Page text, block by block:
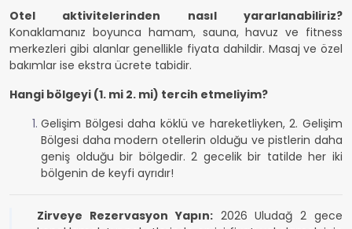
Otel aktivitelerinden nasıl yararlanabiliriz?
Konaklamanız boyunca hamam, sauna, havuz ve fitness
merkezleri gibi alanlar genellikle fiyata dahildir. Masaj ve özel
bakımlar ise ekstra ücrete tabidir.
Hangi bölgeyi (1. mi 2. mi) tercih etmeliyim?
Gelişim Bölgesi daha köklü ve hareketliyken, 2. Gelişim
Bölgesi daha modern otellerin olduğu ve pistlerin daha
geniş olduğu bir bölgedir. 2 gecelik bir tatilde her iki
bölgenin de keyfi ayrıdır!
Zirveye Rezervasyon Yapın:2026 Uludağ 2 gece